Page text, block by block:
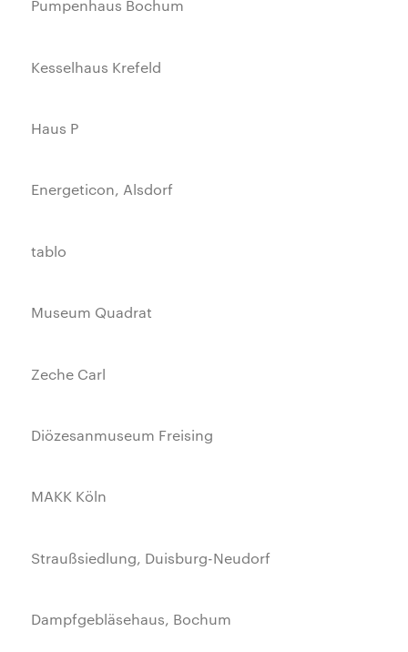
Pumpenhaus Bochum
Kesselhaus Krefeld
Haus P
Energeticon, Alsdorf
tablo
Museum Quadrat
Zeche Carl
Diözesanmuseum Freising
MAKK Köln
Straußsiedlung, Duisburg-Neudorf
Dampfgebläsehaus, Bochum